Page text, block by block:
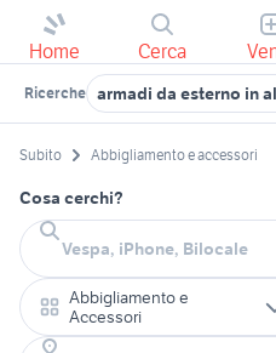
Home Cerca
Ricerche armadi da esterno in
Subito Abbigliamento e accessori
Cosa cerchi?
Abbigliamento e
Accessori